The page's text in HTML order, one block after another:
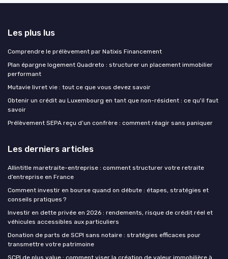
Les plus lus
Comprendre le prélèvement par Natixis Financement
Plan épargne logement Quadreto : structurer un placement immobilier
performant
Mutavie livret vie : tout ce que vous devez savoir
Obtenir un crédit au Luxembourg en tant que non-résident : ce qu'il faut
savoir
Prélèvement SEPA reçu d’un confrère : comment réagir sans paniquer
Les derniers articles
Allintitle maretraite-entreprise : comment structurer votre retraite
d’entreprise en France
Comment investir en bourse quand on débute : étapes, stratégies et
conseils pratiques ?
Investir en dette privée en 2026 : rendements, risque de crédit réel et
véhicules accessibles aux particuliers
Donation de parts de SCPI sans notaire : stratégies efficaces pour
transmettre votre patrimoine
SCPI de plus value : comment viser la création de valeur immobilière à